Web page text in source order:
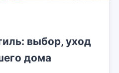
выбор, уход
дома